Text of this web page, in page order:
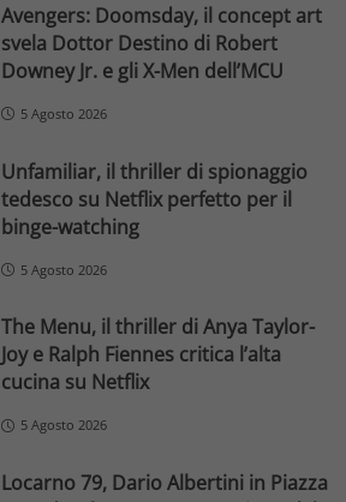
Avengers: Doomsday, il concept art
svela Dottor Destino di Robert
Downey Jr. e gli X-Men dell’MCU
5 Agosto 2026
Unfamiliar, il thriller di spionaggio
tedesco su Netflix perfetto per il
binge-watching
5 Agosto 2026
The Menu, il thriller di Anya Taylor-
Joy e Ralph Fiennes critica l’alta
cucina su Netflix
5 Agosto 2026
Locarno 79, Dario Albertini in Piazza